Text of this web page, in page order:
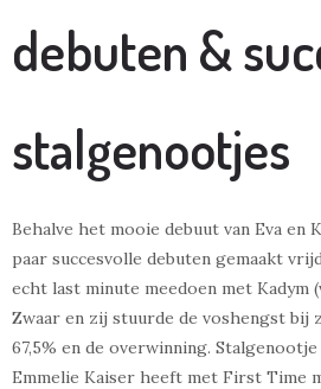
debuten &
stalgenootjes
Behalve het mooie debuut van Eva en
paar succesvolle debuten gemaakt
echt last minute meedoen met Kadym
Zwaar en zij stuurde de voshengst bij
67,5% en de overwinning.
Emmelie Kaiser heeft met First Time